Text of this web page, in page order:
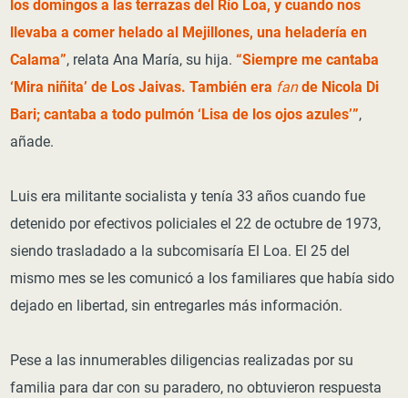
los domingos a las terrazas del Río Loa, y cuando nos
llevaba a comer helado al Mejillones, una heladería en
Calama”, relata Ana María, su hija.“Siempre me cantaba
‘Mira niñita’ de Los Jaivas. También era fande Nicola Di
Bari; cantaba a todo pulmón ‘Lisa de los ojos azules’”,
añade.
Luis era militante socialista y tenía 33 años cuando fue
detenido por efectivos policiales el 22 de octubre de 1973,
siendo trasladado a la subcomisaría El Loa. El 25 del
mismo mes se les comunicó a los familiares que había sido
dejado en libertad, sin entregarles más información.
Pese a las innumerables diligencias realizadas por su
familia para dar con su paradero, no obtuvieron respuesta